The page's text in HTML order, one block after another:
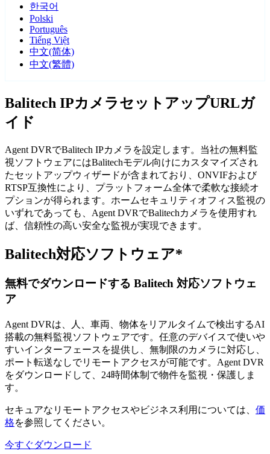
한국어
Polski
Português
Tiếng Việt
中文(简体)
中文(繁體)
Balitech IPカメラセットアップURLガ
イド
Agent DVRでBalitech IPカメラを設定します。当社の無料監
視ソフトウェアにはBalitechモデル向けにカスタマイズされ
たセットアップウィザードが含まれており、ONVIFおよび
RTSP互換性により、プラットフォーム全体で柔軟な接続オ
プションが得られます。ホームセキュリティオフィス監視の
いずれであっても、Agent DVRでBalitechカメラを使用すれ
ば、信頼性の高い安全な監視が実現できます。
Balitech対応ソフトウェア*
無料でダウンロードする Balitech 対応ソフトウェ
ア
Agent DVRは、人、車両、物体をリアルタイムで検出するAI
搭載の無料監視ソフトウェアです。任意のデバイスで使いや
すいインターフェースを提供し、無制限のカメラに対応し、
ポート転送なしでリモートアクセスが可能です。Agent DVR
をダウンロードして、24時間体制で物件を監視・保護しま
す。
セキュアなリモートアクセスやビジネス利用については、 価
格を参照してください。
今すぐダウンロード